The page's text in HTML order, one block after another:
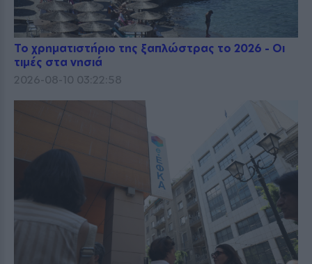
Το χρηματιστήριο της ξαπλώστρας το 2026 - Οι
τιμές στα νησιά
2026-08-10 03:22:58